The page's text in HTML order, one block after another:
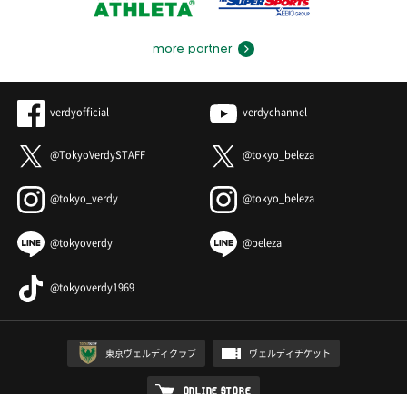
more partner
verdyofficial verdychannel
@TokyoVerdySTAFF @tokyo_beleza
@tokyo_verdy @tokyo_beleza
@tokyoverdy @beleza
@tokyoverdy1969
東京ヴェルディクラブ ヴェルディチケット
ONLINE STORE